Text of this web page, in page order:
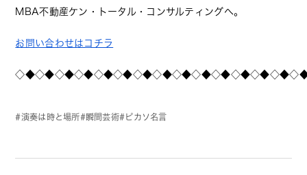
MBA不動産ケン・トータル・コンサルティングへ。
お問い合わせはコチラ
演奏は時と場所 瞬間芸術 ピカソ名言